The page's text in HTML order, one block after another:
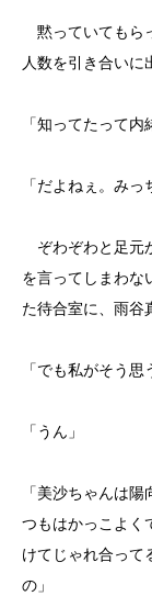
黙っていてもら
人数を引き合いに
「知ってたって内
「だよねぇ。み
ぞわぞわと足元
を言ってしまわな
た待合室に、雨谷
「でも私がそう思
「うん」
「美沙ちゃんは
つもはかっこよく
けてじゃれ合って
の」